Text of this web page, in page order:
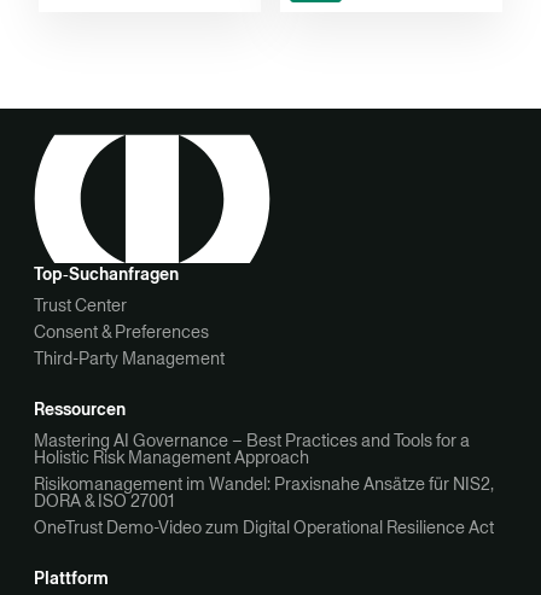
Top‑Suchanfragen
Trust Center
Consent & Preferences
Third-Party Management
Ressourcen
Mastering AI Governance – Best Practices and Tools for a
Holistic Risk Management Approach
Risikomanagement im Wandel: Praxisnahe Ansätze für NIS2,
DORA & ISO 27001
OneTrust Demo-Video zum Digital Operational Resilience Act
Plattform